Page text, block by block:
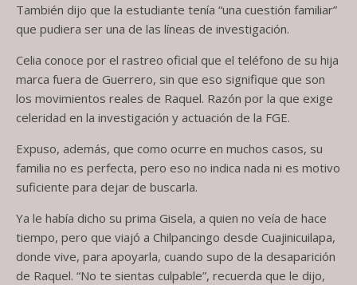
También dijo que la estudiante tenía “una cuestión familiar”
que pudiera ser una de las líneas de investigación.
Celia conoce por el rastreo oficial que el teléfono de su hija
marca fuera de Guerrero, sin que eso signifique que son
los movimientos reales de Raquel. Razón por la que exige
celeridad en la investigación y actuación de la FGE.
Expuso, además, que como ocurre en muchos casos, su
familia no es perfecta, pero eso no indica nada ni es motivo
suficiente para dejar de buscarla.
Ya le había dicho su prima Gisela, a quien no veía de hace
tiempo, pero que viajó a Chilpancingo desde Cuajinicuilapa,
donde vive, para apoyarla, cuando supo de la desaparición
de Raquel. “No te sientas culpable”, recuerda que le dijo,